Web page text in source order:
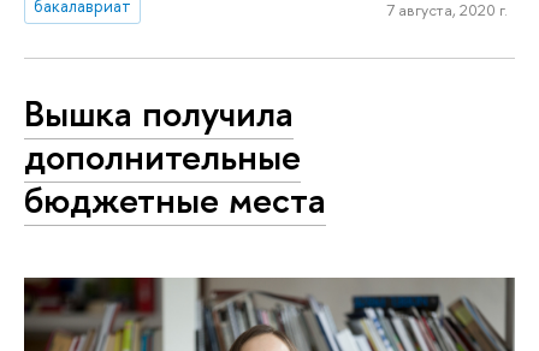
бакалавриат
7 августа, 2020 г.
Вышка получила
дополнительные
бюджетные места